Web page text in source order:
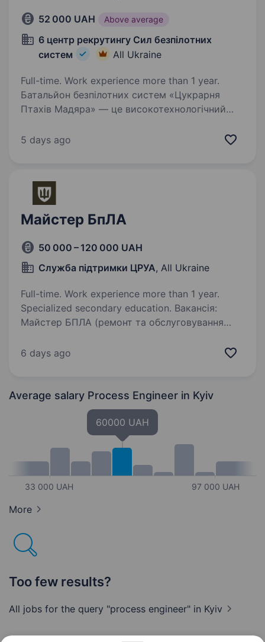
52 000 UAH Above average
6 центр рекрутингу Сил безпілотних
систем
All Ukraine
Full-time. Work experience more than 1 year.
Батальйон безпілотних систем «Цукрарня
Птахів Мадяра» — це високотехнологічний
безпілотних систем «Птахи Мадяра», який
5 days ago
Майстер БпЛА
50 000 – 120 000 UAH
Служба підтримки ЦРУА, All Ukraine
Full-time. Work experience more than 1 year.
Specialized secondary education. Вакансія:
Майстер БПЛА (ремонт та обслуговування
бригада «Едельвейс» До складу батальйону
6 days ago
Average salary Process Engineer in Kyiv
33 000 UAH
60000 UAH
97 000 UAH
More
Too few results?
All jobs for the query "process engineer" in Kyiv